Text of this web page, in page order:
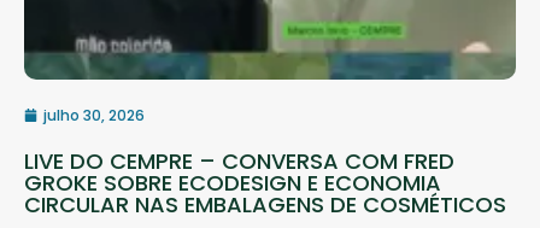
julho 30, 2026
LIVE DO CEMPRE – CONVERSA COM FRED
GROKE SOBRE ECODESIGN E ECONOMIA
CIRCULAR NAS EMBALAGENS DE COSMÉTICOS